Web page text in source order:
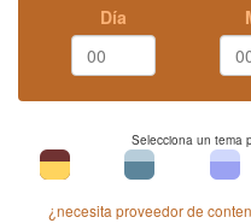
Día
Selecciona un tema
¿necesita proveedor de